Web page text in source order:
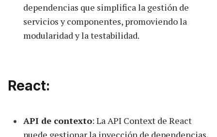
dependencias que simplifica la gestión de
servicios y componentes, promoviendo la
modularidad y la testabilidad.
React:
API de contexto: La API Context de React